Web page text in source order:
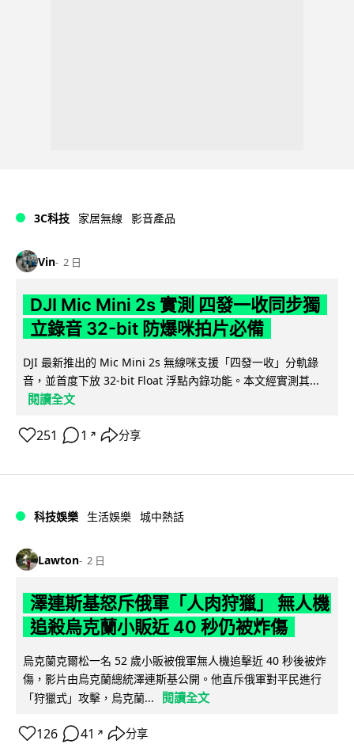
3C科技 家居無線 影音產品
Vin 2 日
DJI Mic Mini 2s 實測 四發一收同步獨
立錄音 32-bit 防爆咪拍片必備
DJI 最新推出的 Mic Mini 2s 無線咪支援「四發一收」分軌錄
音，並首度下放 32-bit Float 浮點內錄功能。本文經實測其...
閱讀全文
251 1 ↗ 分享
科技娛樂 生活娛樂 城中熱話
Lawton 2 日
澤連斯基怒斥俄軍「人肉狩獵」 無人機
追殺烏克蘭小販近 40 秒仍被炸傷
烏克蘭克爾松一名 52 歲小販被俄軍無人機追擊近 40 秒後被炸
傷，影片由烏克蘭總統澤連斯基公開。他直斥俄軍對平民進行
「狩獵式」攻擊，烏克蘭...
閱讀全文
126 41 ↗ 分享